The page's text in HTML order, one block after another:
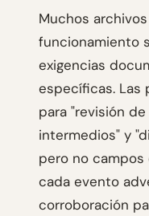
Muchos
funcionamiento
exigencias
específicas. Las
para "revisión
intermedios" y
pero no
cada evento
corroboración